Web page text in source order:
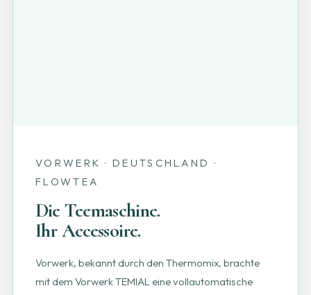
VORWERK · DEUTSCHLAND ·
FLOWTEA
Die Teemaschine.
Ihr Accessoire.
Vorwerk, bekannt durch den Thermomix, brachte
mit dem Vorwerk TEMIAL eine vollautomatische